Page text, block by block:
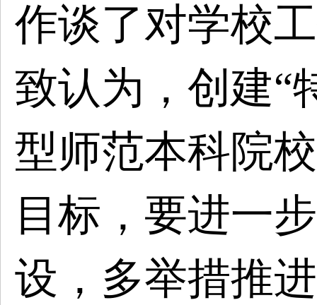
作谈了对学校
致认为，创建“
型师范本科院
目标，要进一
设，多举措推